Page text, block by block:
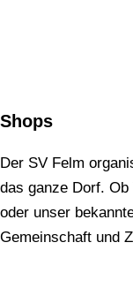
Shops
Der SV Felm
das ganze Dorf.
oder unser
Gemeinschaft und